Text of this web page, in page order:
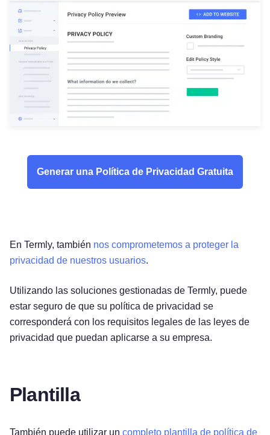
Generar una Política de Privacidad Gratuita
En Termly, también nos comprometemos a proteger la
privacidad de nuestros usuarios.
Utilizando las soluciones gestionadas de Termly, puede
estar seguro de que su política de privacidad se
corresponderá con los requisitos legales de las leyes de
privacidad que puedan aplicarse a su empresa.
Plantilla
También puede utilizar un completo plantilla de política de